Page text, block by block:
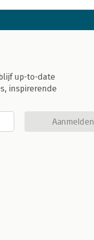
up-to-date
inspirerende
Aanmelden